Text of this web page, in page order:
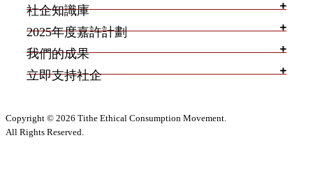
社企知識庫
2025年度嘉許計劃
我們的成果
立即支持社企
Copyright © 2026 Tithe Ethical Consumption Movement.
All Rights Reserved.